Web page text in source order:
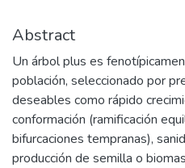
Abstract
Un árbol plus es
población, seleccionado por
deseables como rápido
conformación (ramificación
bifurcaciones tempranas),
producción de semilla o